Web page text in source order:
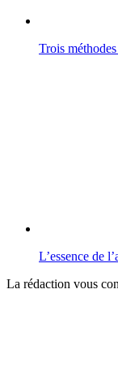
Trois
L’essence de
La rédaction vous